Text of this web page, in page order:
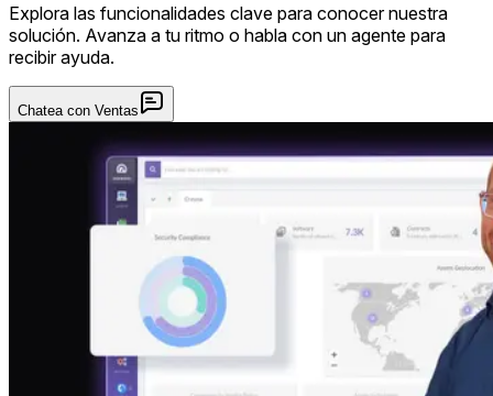
Explora las funcionalidades clave para conocer nuestra
solución. Avanza a tu ritmo o habla con un agente para
recibir ayuda.
Chatea con Ventas